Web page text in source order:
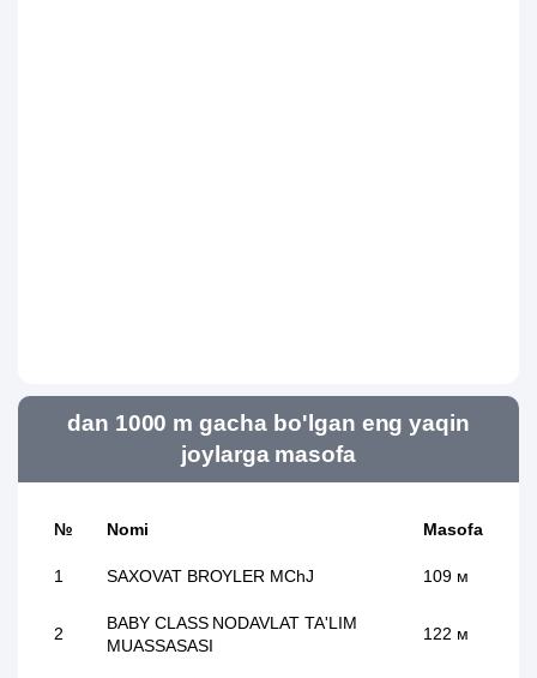
dan 1000 m gacha bo'lgan eng yaqin
joylarga masofa
№ Nomi Masofa
1 SAXOVAT BROYLER MChJ 109 м
2
BABY CLASS NODAVLAT TA'LIM
MUASSASASI
122 м